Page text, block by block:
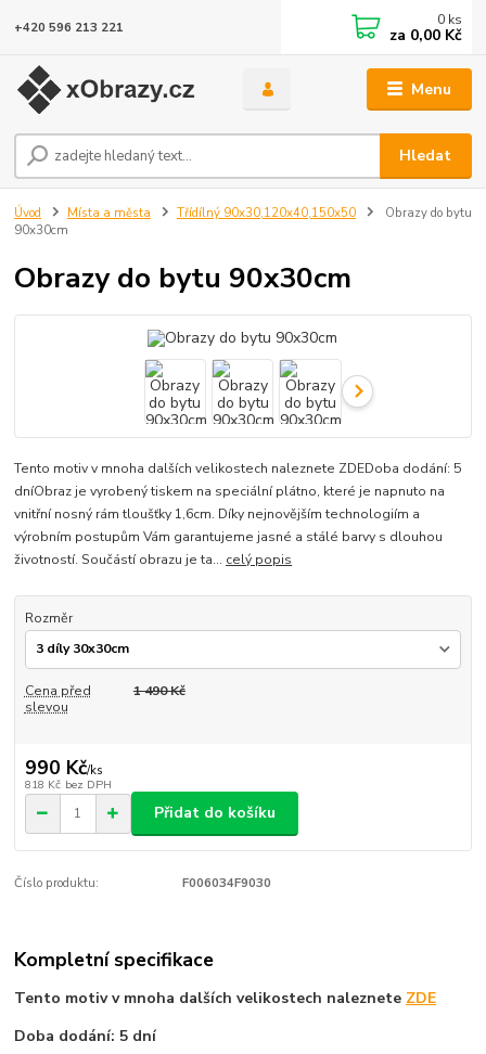
Menu
Hledat
+420 596 213 221 0 ks
za 0,00 Kč
Úvod Místa a města Třídílný 90x30,120x40,150x50
Obrazy do bytu
90x30cm
Obrazy do bytu 90x30cm
Tento motiv v mnoha dalších velikostech naleznete ZDEDoba dodání: 5
dníObraz je vyrobený tiskem na speciální plátno, které je napnuto na
vnitřní nosný rám tloušťky 1,6cm. Díky nejnovějším technologiím a
výrobním postupům Vám garantujeme jasné a stálé barvy s dlouhou
životností. Součástí obrazu je ta... celý popis
Rozměr
Cena před
slevou
1 490 Kč
990 Kč/ks
818 Kč bez DPH
Přidat do košíku
Číslo produktu: F006034F9030
Kompletní specifikace
Tento motiv v mnoha dalších velikostech naleznete ZDE
Doba dodání: 5 dní